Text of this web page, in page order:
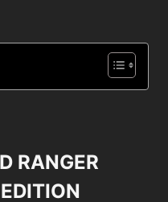
RANGER